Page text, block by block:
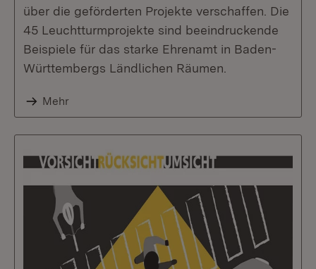
über die geförderten Projekte verschaffen. Die
45 Leuchtturmprojekte sind beeindruckende
Beispiele für das starke Ehrenamt in Baden-
Württembergs Ländlichen Räumen.
Mehr